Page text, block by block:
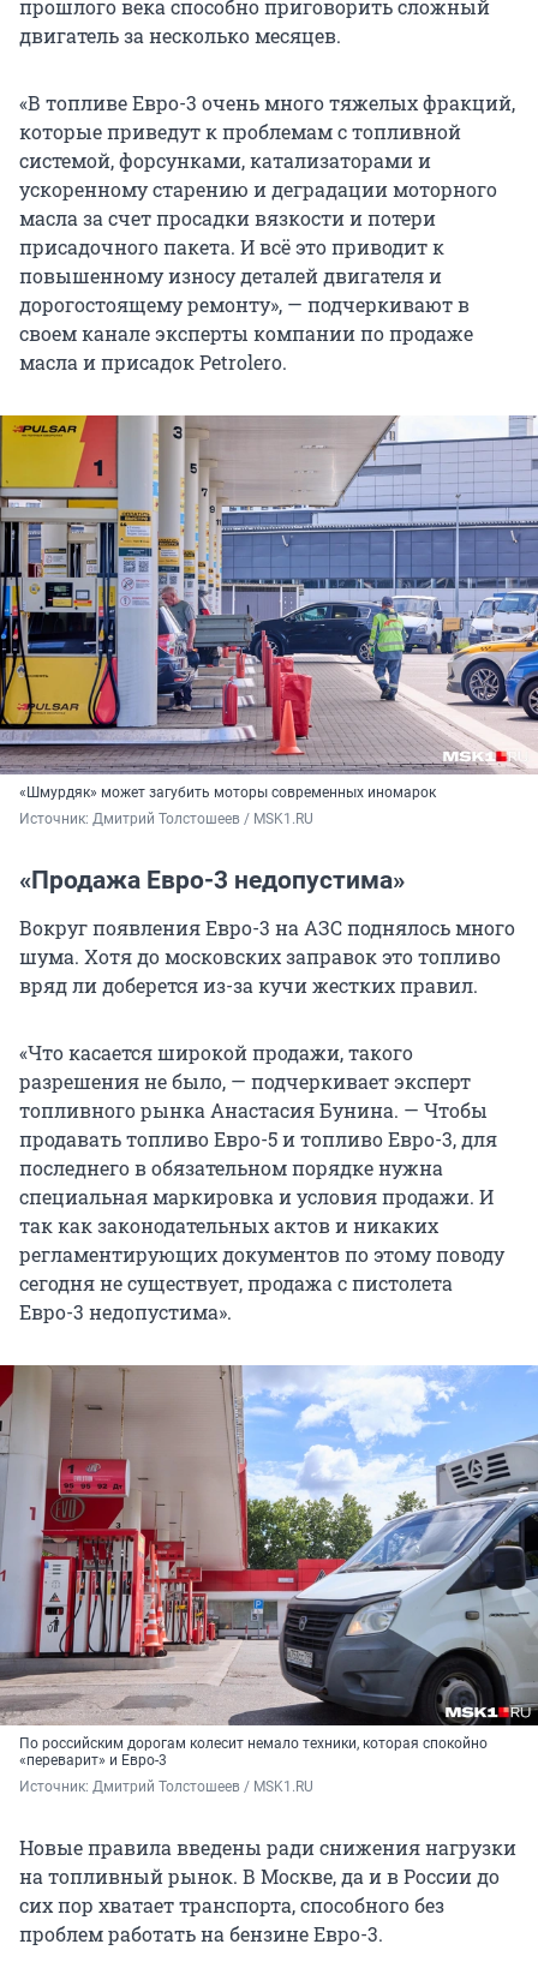
прошлого века способно приговорить сложный
двигатель за несколько месяцев.
«В топливе Евро-3 очень много тяжелых фракций,
которые приведут к проблемам с топливной
системой, форсунками, катализаторами и
ускоренному старению и деградации моторного
масла за счет просадки вязкости и потери
присадочного пакета. И всё это приводит к
повышенному износу деталей двигателя и
дорогостоящему ремонту», — подчеркивают в
своем канале эксперты компании по продаже
масла и присадок Petrolero.
«Шмурдяк» может загубить моторы современных иномарок
Источник: Дмитрий Толстошеев / MSK1.RU
«Продажа Евро-3 недопустима»
Вокруг появления Евро-3 на АЗС поднялось много
шума. Хотя до московских заправок это топливо
вряд ли доберется из-за кучи жестких правил.
«Что касается широкой продажи, такого
разрешения не было, — подчеркивает эксперт
топливного рынка Анастасия Бунина. — Чтобы
продавать топливо Евро-5 и топливо Евро-3, для
последнего в обязательном порядке нужна
специальная маркировка и условия продажи. И
так как законодательных актов и никаких
регламентирующих документов по этому поводу
сегодня не существует, продажа с пистолета
Евро-3 недопустима».
По российским дорогам колесит немало техники, которая спокойно
«переварит» и Евро-3
Источник: Дмитрий Толстошеев / MSK1.RU
Новые правила введены ради снижения нагрузки
на топливный рынок. В Москве, да и в России до
сих пор хватает транспорта, способного без
проблем работать на бензине Евро-3.